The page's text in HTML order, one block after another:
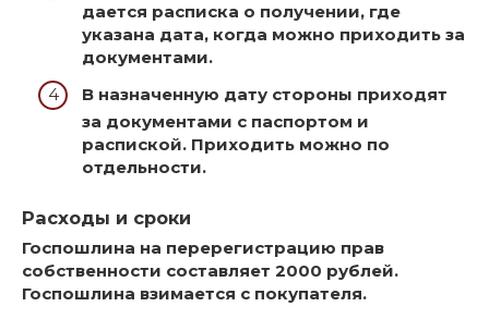
дается расписка о получении, где
указана дата, когда можно приходить за
документами.
В назначенную дату стороны приходят
за документами с паспортом и
распиской. Приходить можно по
отдельности.
Расходы и сроки
Госпошлина на перерегистрацию прав
собственности составляет 2000 рублей.
Госпошлина взимается с покупателя.